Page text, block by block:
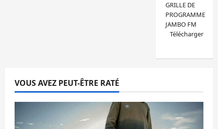
GRILLE DE
PROGRAMME
JAMBO FM
Télécharger
VOUS AVEZ PEUT-ÊTRE RATÉ